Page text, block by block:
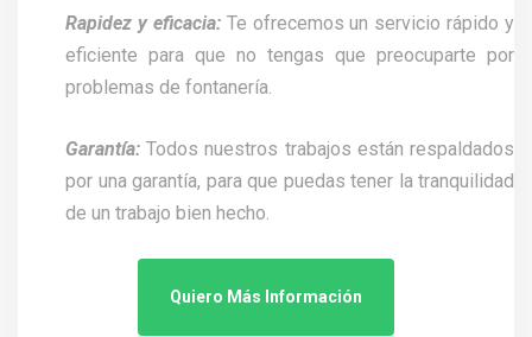
Rapidez y eficacia: Te ofrecemos un servicio rápido y
eficiente para que no tengas que preocuparte por
problemas de fontanería.
Garantía: Todos nuestros trabajos están respaldados
por una garantía, para que puedas tener la tranquilidad
de un trabajo bien hecho.
Quiero Más Información